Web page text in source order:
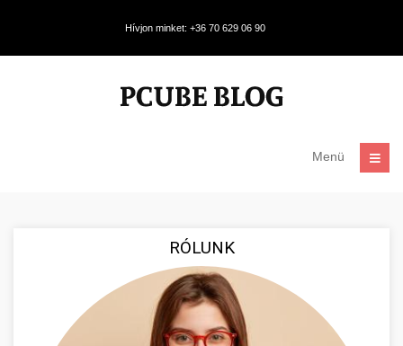
Hívjon minket: +36 70 629 06 90
Menü
RÓLUNK